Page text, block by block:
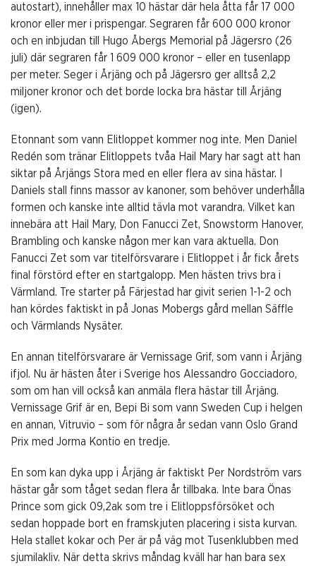
autostart), innehåller max 10 hästar där hela åtta får 17 000
kronor eller mer i prispengar. Segraren får 600 000 kronor
och en inbjudan till Hugo Åbergs Memorial på Jägersro (26
juli) där segraren får 1 609 000 kronor – eller en tusenlapp
per meter. Seger i Årjäng och på Jägersro ger alltså 2,2
miljoner kronor och det borde locka bra hästar till Årjäng
(igen).
Etonnant som vann Elitloppet kommer nog inte. Men Daniel
Redén som tränar Elitloppets tvåa Hail Mary har sagt att han
siktar på Årjängs Stora med en eller flera av sina hästar. I
Daniels stall finns massor av kanoner, som behöver underhålla
formen och kanske inte alltid tävla mot varandra. Vilket kan
innebära att Hail Mary, Don Fanucci Zet, Snowstorm Hanover,
Brambling och kanske någon mer kan vara aktuella. Don
Fanucci Zet som var titelförsvarare i Elitloppet i år fick årets
final förstörd efter en startgalopp. Men hästen trivs bra i
Värmland. Tre starter på Färjestad har givit serien 1-1-2 och
han kördes faktiskt in på Jonas Mobergs gård mellan Säffle
och Värmlands Nysäter.
En annan titelförsvarare är Vernissage Grif, som vann i Årjäng
ifjol. Nu är hästen åter i Sverige hos Alessandro Gocciadoro,
som om han vill också kan anmäla flera hästar till Årjäng.
Vernissage Grif är en, Bepi Bi som vann Sweden Cup i helgen
en annan, Vitruvio – som för några år sedan vann Oslo Grand
Prix med Jorma Kontio en tredje.
En som kan dyka upp i Årjäng är faktiskt Per Nordström vars
hästar går som tåget sedan flera år tillbaka. Inte bara Önas
Prince som gick 09,2ak som tre i Elitloppsförsöket och
sedan hoppade bort en framskjuten placering i sista kurvan.
Hela stallet kokar och Per är på väg mot Tusenklubben med
sjumilakliv. När detta skrivs måndag kväll har han bara sex